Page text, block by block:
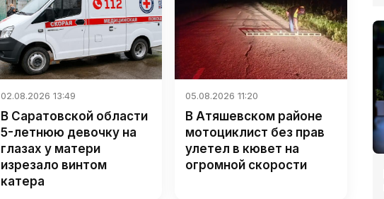
02.08.2026 13:49
В Саратовской области
5-летнюю девочку на
глазах у матери
изрезало винтом
катера
05.08.2026 11:20
В Атяшевском районе
мотоциклист без прав
улетел в кювет на
огромной скорости